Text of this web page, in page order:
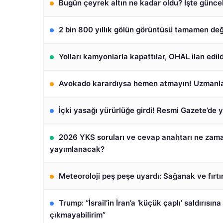
Bugün çeyrek altın ne kadar oldu? İşte
2 bin 800 yıllık gölün görüntüsü tamamen
Yolları kamyonlarla kapattılar, OHAL ilan
Avokado karardıysa hemen atmayın!
İçki yasağı yürürlüğe girdi! Resmi Gazete’de
2026 YKS soruları ve cevap anahtarı ne
yayımlanacak?
Meteoroloji peş peşe uyardı: Sağanak ve
Trump: “İsrail’in İran’a ‘küçük çaplı’
çıkmayabilirim”